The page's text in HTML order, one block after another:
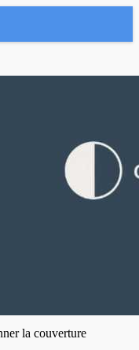
la couverture